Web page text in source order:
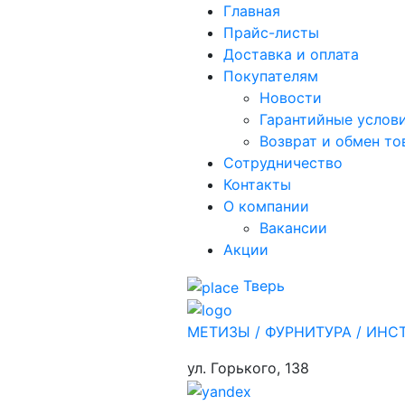
Главная
Прайс-листы
Доставка и оплата
Покупателям
Новости
Гарантийные
Возврат и обмен
Сотрудничество
Контакты
О компании
Вакансии
Акции
Тверь
МЕТИЗЫ / ФУРНИТУРА /
ул. Горького, 138